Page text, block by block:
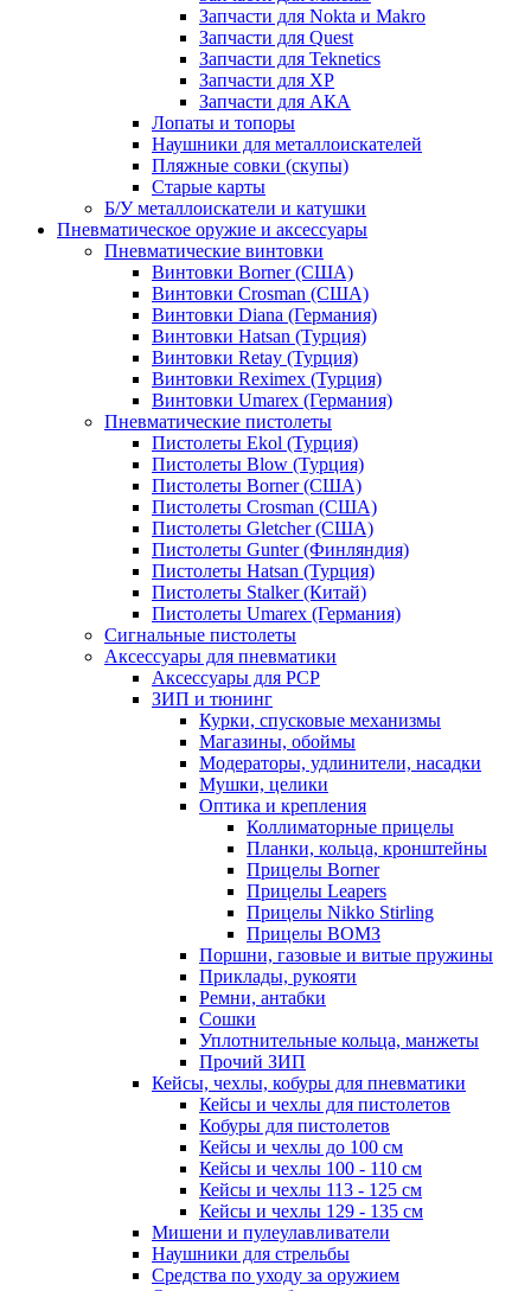
Запчасти для Nokta и Makro
Запчасти для Quest
Запчасти для Teknetics
Запчасти для XP
Запчасти для АКА
Лопаты и топоры
Наушники для металлоискателей
Пляжные совки (скупы)
Старые карты
Б/У металлоискатели и катушки
Пневматическое оружие и аксессуары
Пневматические винтовки
Винтовки Borner (США)
Винтовки Crosman (США)
Винтовки Diana (Германия)
Винтовки Hatsan (Турция)
Винтовки Retay (Турция)
Винтовки Reximex (Турция)
Винтовки Umarex (Германия)
Пневматические пистолеты
Пистолеты Ekol (Турция)
Пистолеты Blow (Турция)
Пистолеты Borner (США)
Пистолеты Crosman (США)
Пистолеты Gletcher (США)
Пистолеты Gunter (Финляндия)
Пистолеты Hatsan (Турция)
Пистолеты Stalker (Китай)
Пистолеты Umarex (Германия)
Сигнальные пистолеты
Аксессуары для пневматики
Аксессуары для PCP
ЗИП и тюнинг
Курки, спусковые механизмы
Магазины, обоймы
Модераторы, удлинители, насадки
Мушки, целики
Оптика и крепления
Коллиматорные прицелы
Планки, кольца, кронштейны
Прицелы Borner
Прицелы Leapers
Прицелы Nikko Stirling
Прицелы ВОМЗ
Поршни, газовые и витые пружины
Приклады, рукояти
Ремни, антабки
Сошки
Уплотнительные кольца, манжеты
Прочий ЗИП
Кейсы, чехлы, кобуры для пневматики
Кейсы и чехлы для пистолетов
Кобуры для пистолетов
Кейсы и чехлы до 100 см
Кейсы и чехлы 100 - 110 см
Кейсы и чехлы 113 - 125 см
Кейсы и чехлы 129 - 135 см
Мишени и пулеулавливатели
Наушники для стрельбы
Средства по уходу за оружием